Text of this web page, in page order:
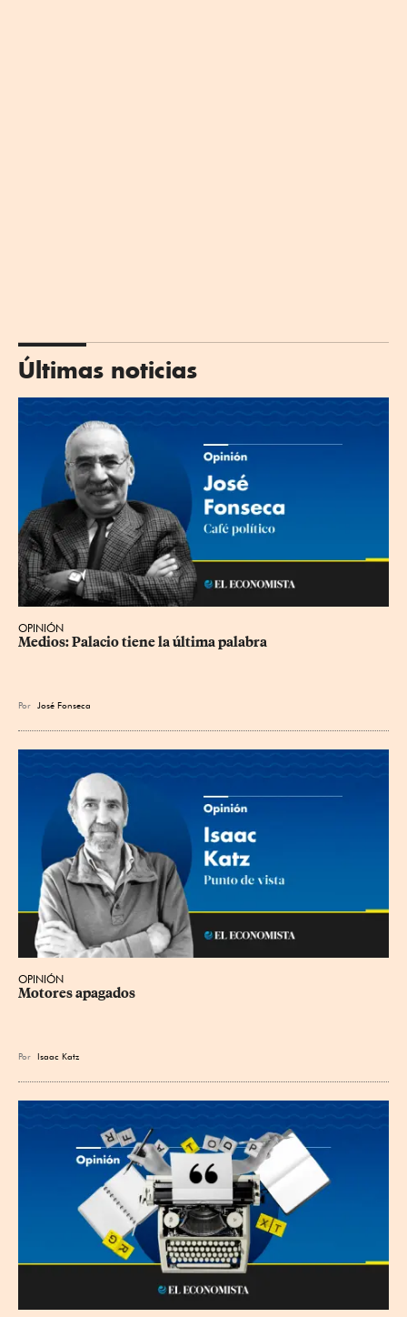
Últimas noticias
OPINIÓN
Medios: Palacio tiene la última palabra
Por José Fonseca
OPINIÓN
Motores apagados
Por Isaac Katz